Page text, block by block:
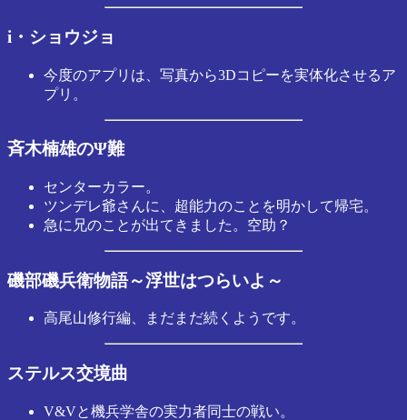
i・ショウジョ
今度のアプリは、写真から3Dコピーを実体化させるア
プリ。
斉木楠雄のΨ難
センターカラー。
ツンデレ爺さんに、超能力のことを明かして帰宅。
急に兄のことが出てきました。空助？
磯部磯兵衛物語～浮世はつらいよ～
高尾山修行編、まだまだ続くようです。
ステルス交境曲
V&Vと機兵学舎の実力者同士の戦い。